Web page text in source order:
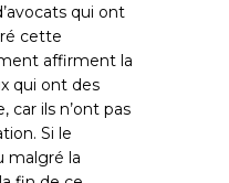
qui ont
cette
affirment la
qui ont des
car ils n’ont pas
Si le
malgré la